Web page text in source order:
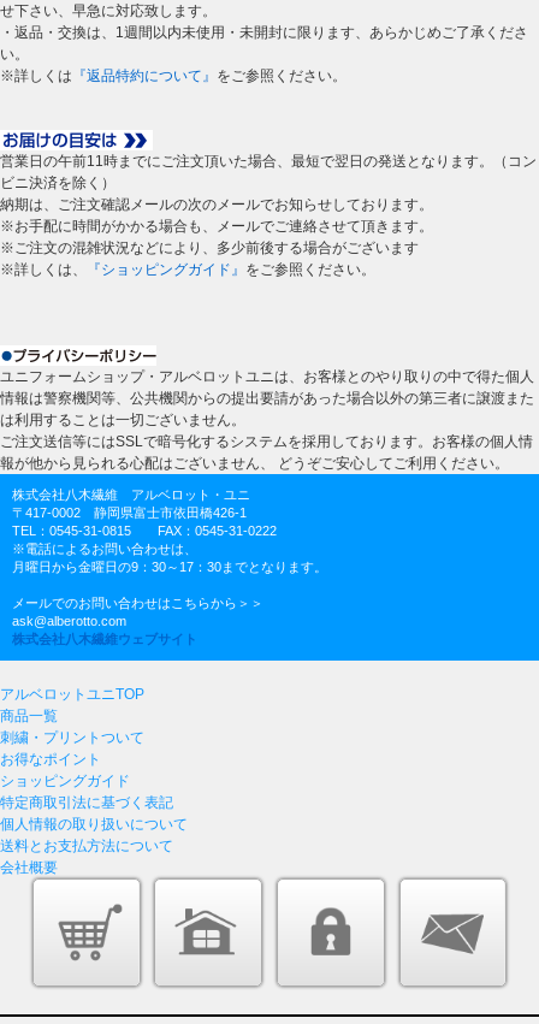
せ下さい、早急に対応致します。
・返品・交換は、1週間以内未使用・未開封に限ります、あらかじめご了承くださ
い。
※詳しくは 『返品特約について』 をご参照ください。
営業日の午前11時までにご注文頂いた場合、最短で翌日の発送となります。（コン
ビニ決済を除く）
納期は、ご注文確認メールの次のメールでお知らせしております。
※お手配に時間がかかる場合も、メールでご連絡させて頂きます。
※ご注文の混雑状況などにより、多少前後する場合がございます
※詳しくは、
『ショッピングガイド』 をご参照ください。
ユニフォームショップ・アルベロットユニは、お客様とのやり取りの中で得た個人
情報は警察機関等、公共機関からの提出要請があった場合以外の第三者に譲渡また
は利用することは一切ございません。
ご注文送信等にはSSLで暗号化するシステムを採用しております。お客様の個人情
報が他から見られる心配はございません、 どうぞご安心してご利用ください。
株式会社八木繊維 アルベロット・ユニ
〒417-0002 静岡県富士市依田橋426-1
TEL：0545-31-0815 FAX：0545-31-0222
※電話によるお問い合わせは、
月曜日から金曜日の9：30～17：30までとなります。
メールでのお問い合わせはこちらから＞＞
ask@alberotto.com
株式会社八木繊維ウェブサイト
アルベロットユニTOP
商品一覧
刺繍・プリントついて
お得なポイント
ショッピングガイド
特定商取引法に基づく表記
個人情報の取り扱いについて
送料とお支払方法について
会社概要